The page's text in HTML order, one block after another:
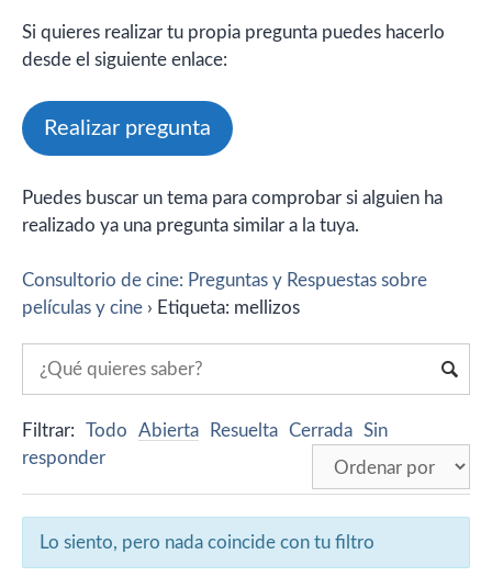
Si quieres realizar tu propia pregunta puedes hacerlo
desde el siguiente enlace:
Realizar pregunta
Puedes buscar un tema para comprobar si alguien ha
realizado ya una pregunta similar a la tuya.
Consultorio de cine: Preguntas y Respuestas sobre
películas y cine › Etiqueta: mellizos
Filtrar: Todo Abierta Resuelta Cerrada Sin
responder
Lo siento, pero nada coincide con tu filtro